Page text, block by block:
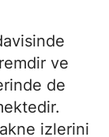
ve
de
izlerini